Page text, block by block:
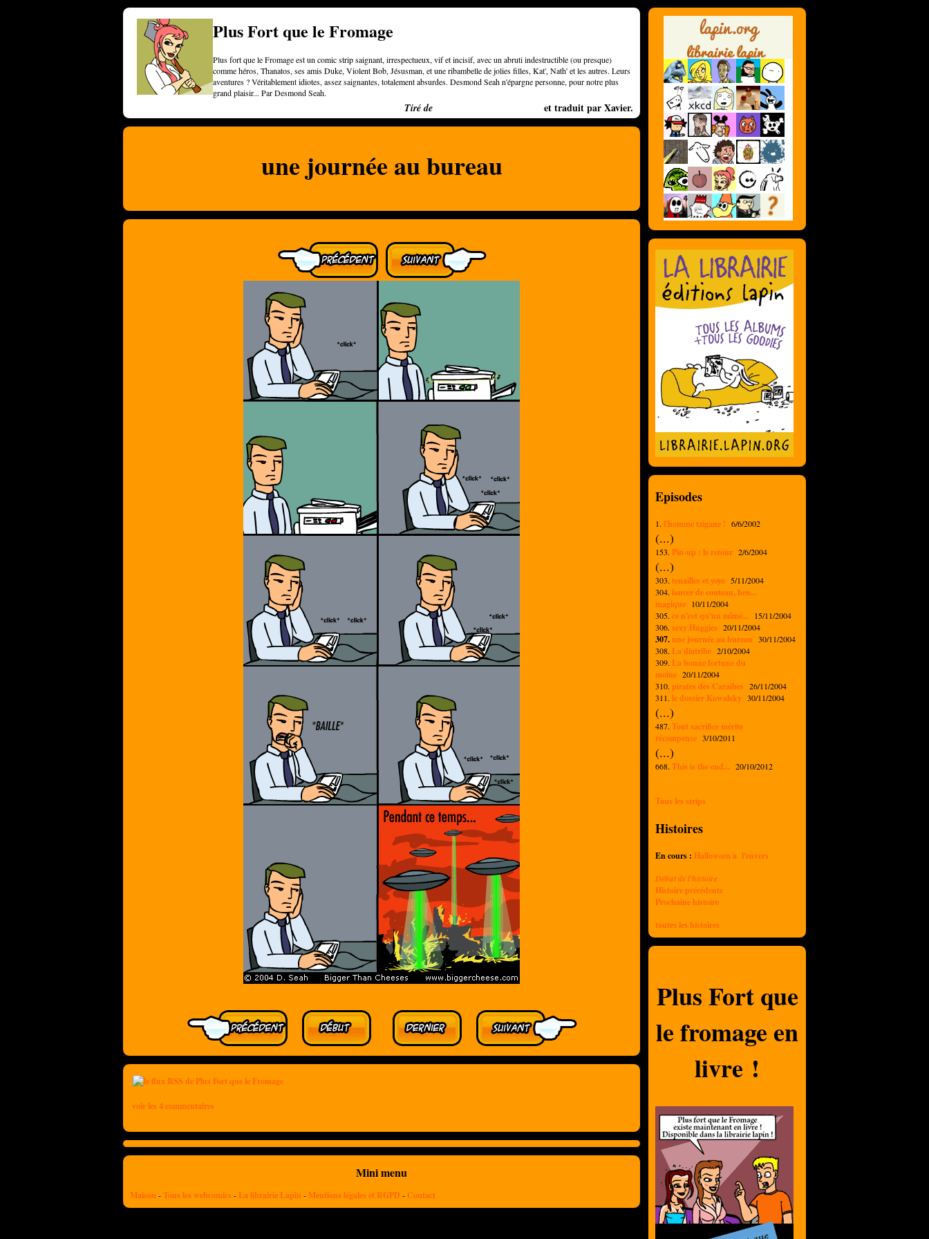
Plus Fort que le Fromage
Plus fort que le Fromage est un comic strip saignant, irrespectueux, vif et incisif, avec un abruti indestructible (ou presque)
comme héros, Thanatos, ses amis Duke, Violent Bob, Jésusman, et une ribambelle de jolies filles, Kat', Nath' et les autres. Leurs
aventures ? Véritablement idiotes, assez saignantes, totalement absurdes. Desmond Seah n'épargne personne, pour notre plus
grand plaisir... Par Desmond Seah.
Tiré de et traduit par Xavier.
une journée au bureau
voir les 4 commentaires
Mini menu
Maison -Tous les webcomics - La librairie Lapin - Mentions légales et RGPD - Contact
Episodes
1. l'homme tzigane ! 6/6/2002
(...)
153. Pin-up : le retour 2/6/2004
(...)
303. tenailles et yoyo 5/11/2004
304. lancer de couteau, heu...
magique 10/11/2004
305. ce n'est qu'un mîme... 15/11/2004
306. sexy Huggies 20/11/2004
307.une journée au bureau 30/11/2004
308. La diatribe 2/10/2004
309. La bonne fortune du
moine 20/11/2004
310. pirates des Caraïbes 26/11/2004
311. le dossier Kowalsky 30/11/2004
(...)
487. Tout sacrifice mérite
récompense 3/10/2011
(...)
668. This is the end... 20/10/2012
Tous les strips
Histoires
En cours : Halloween à l'envers
Début de l'histoire
Histoire précédente
Prochaine histoire
toutes les histoires
Plus Fort que
le fromage en
livre !